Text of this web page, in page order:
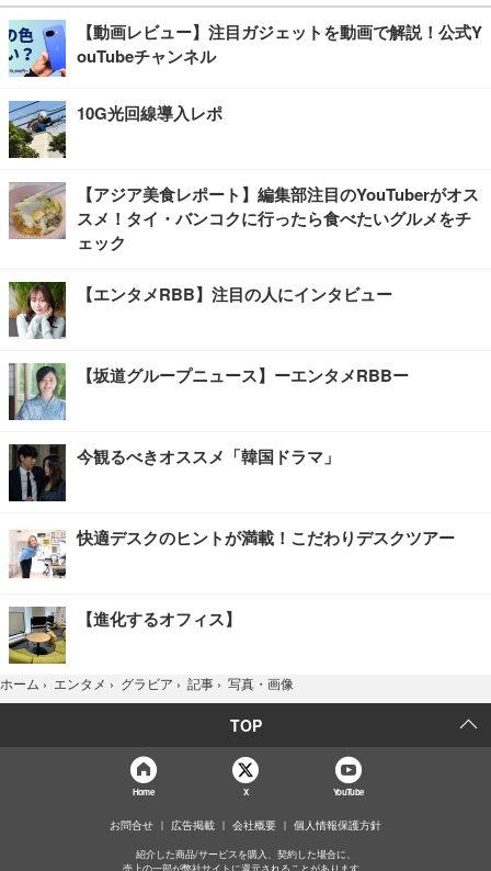
【動画レビュー】注目ガジェットを動画で解説！公式Y
ouTubeチャンネル
10G光回線導入レポ
【アジア美食レポート】編集部注目のYouTuberがオス
スメ！タイ・バンコクに行ったら食べたいグルメをチ
ェック
【エンタメRBB】注目の人にインタビュー
【坂道グループニュース】ーエンタメRBBー
今観るべきオススメ「韓国ドラマ」
快適デスクのヒントが満載！こだわりデスクツアー
【進化するオフィス】
ホーム › エンタメ › グラビア › 記事 › 写真・画像
TOP
Home X YouTube
お問合せ 広告掲載 会社概要 個人情報保護方針
紹介した商品/サービスを購入、契約した場合に、
売上の一部が弊社サイトに還元されることがあります。